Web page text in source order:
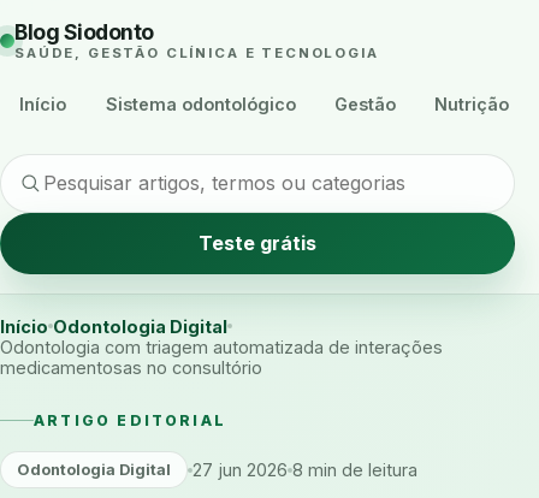
Blog Siodonto
SAÚDE, GESTÃO CLÍNICA E TECNOLOGIA
Início Sistema odontológico Gestão Nutrição
Teste grátis
Início Odontologia Digital
Odontologia com triagem automatizada de interações
medicamentosas no consultório
ARTIGO EDITORIAL
Odontologia Digital 27 jun 2026 8 min de leitura